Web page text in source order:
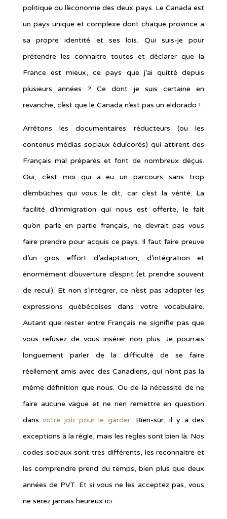
politique ou l’économie des deux pays. Le Canada est
un pays unique et complexe dont chaque province a
sa propre identité et ses lois. Qui suis-je pour
prétendre les connaitre toutes et déclarer que la
France est mieux, ce pays que j’ai quitté depuis
plusieurs années ? Ce dont je suis certaine en
revanche, c’est que le Canada n’est pas un eldorado !
Arrêtons les documentaires réducteurs (ou les
contenus médias sociaux édulcorés) qui attirent des
Français mal préparés et font de nombreux déçus.
Oui, c’est moi qui a eu un parcours sans trop
d’embûches qui vous le dit, car c’est la vérité. La
facilité d’immigration qui nous est offerte, le fait
qu’on parle en partie français, ne devrait pas vous
faire prendre pour acquis ce pays. Il faut faire preuve
d’un gros effort d’adaptation, d’intégration et
énormément d’ouverture d’esprit (et prendre souvent
de recul). Et non s’intégrer, ce n’est pas adopter les
expressions québécoises dans votre vocabulaire.
Autant que rester entre Français ne signifie pas que
vous refusez de vous insérer non plus. Je pourrais
longuement parler de la difficulté de se faire
réellement amis avec des Canadiens, qui n’ont pas la
même définition que nous. Ou de la nécessité de ne
faire aucune vague et ne rien remettre en question
dansvotre job pour le garder. Bien-sûr, il y a des
exceptions à la règle, mais les règles sont bien là. Nos
codes sociaux sont très différents, les reconnaitre et
les comprendre prend du temps, bien plus que deux
années de PVT. Et si vous ne les acceptez pas, vous
ne serez jamais heureux ici.